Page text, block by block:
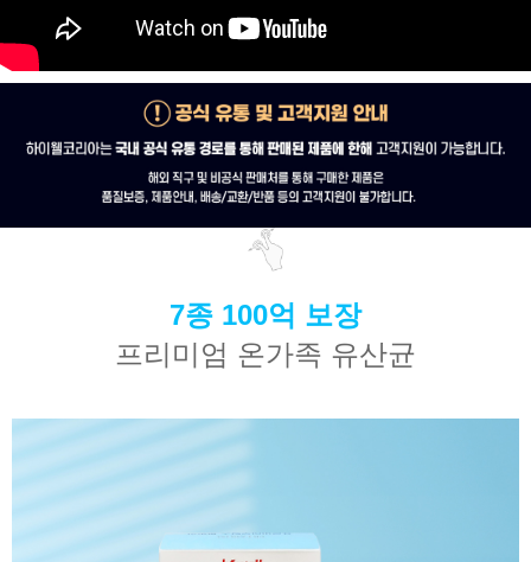
7종 100억 보장
프리미엄 온가족 유산균